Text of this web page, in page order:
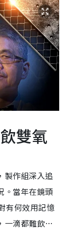
雙氧
製作組深入追
。當年在鏡頭
有何效用記憶
一滴都難飲…